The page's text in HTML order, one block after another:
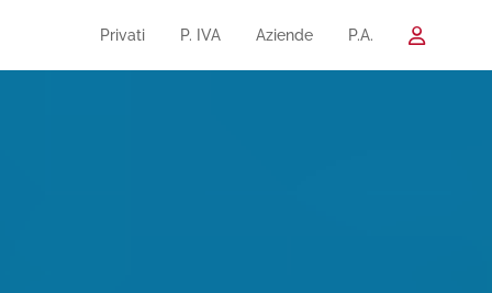
Privati P. IVA Aziende P.A.